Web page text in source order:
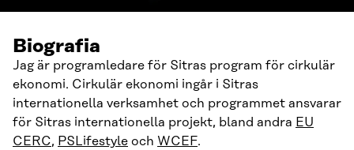
Biografia
Jag är programledare för Sitras program för cirkulär
ekonomi. Cirkulär ekonomi ingår i Sitras
internationella verksamhet och programmet ansvarar
för Sitras internationella projekt, bland andra EU
CERC, PSLifestyle och WCEF.